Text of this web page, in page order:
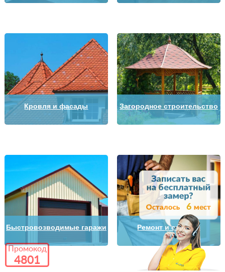
6
Промокод
4801
Кровля и фасады Загородное строительство
Быстровозводимые гаражи Ремонт и отделка